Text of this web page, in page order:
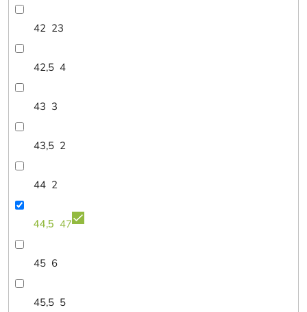
42 23
42,5 4
43 3
43,5 2
44 2
44,5 47
45 6
45,5 5